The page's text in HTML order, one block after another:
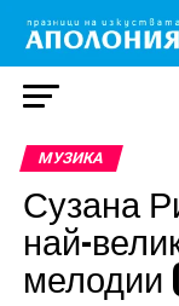
МУЗИКА
Сузана
най-
мелодии